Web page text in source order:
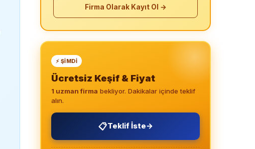
Firma Olarak Kayıt Ol →
⚡ ŞIMDI
Ücretsiz Keşif & Fiyat
1 uzman firma bekliyor. Dakikalar içinde teklif
alın.
📋Teklif İste→